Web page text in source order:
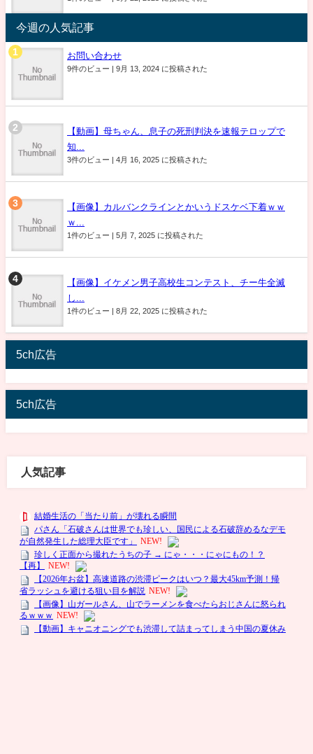
今週の人気記事
お問い合わせ
9件のビュー | 9月 13, 2024 に投稿された
【動画】母ちゃん、息子の死刑判決を速報テロップで
知...
3件のビュー | 4月 16, 2025 に投稿された
【画像】カルバンクラインとかいうドスケベ下着ｗｗ
ｗ...
1件のビュー | 5月 7, 2025 に投稿された
【画像】イケメン男子高校生コンテスト、チー牛全滅
し...
1件のビュー | 8月 22, 2025 に投稿された
5ch広告
5ch広告
人気記事